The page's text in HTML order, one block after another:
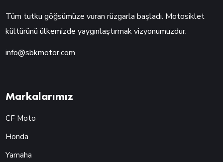
Tüm tutku göğsümüze vuran rüzgarla başladı. Motosiklet
kültürünü ülkemizde yaygınlaştırmak vizyonumuzdur.
info@sbkmotor.com
Markalarımız
CF Moto
Honda
Yamaha